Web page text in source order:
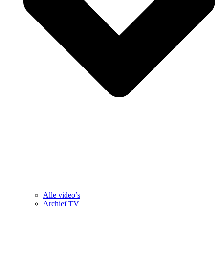
Alle video’s
Archief TV